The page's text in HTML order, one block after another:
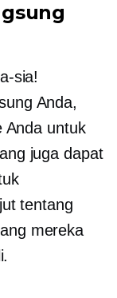
sia!
Anda,
Anda untuk
juga dapat
tentang
mereka